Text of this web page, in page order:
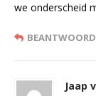
we onderscheid
Jaap